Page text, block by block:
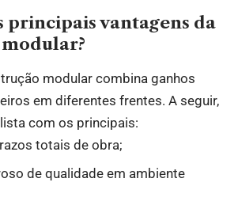
principais vantagens da
modular combina ganhos
em diferentes frentes. A seguir,
com os principais:
totais de obra;
de qualidade em ambiente